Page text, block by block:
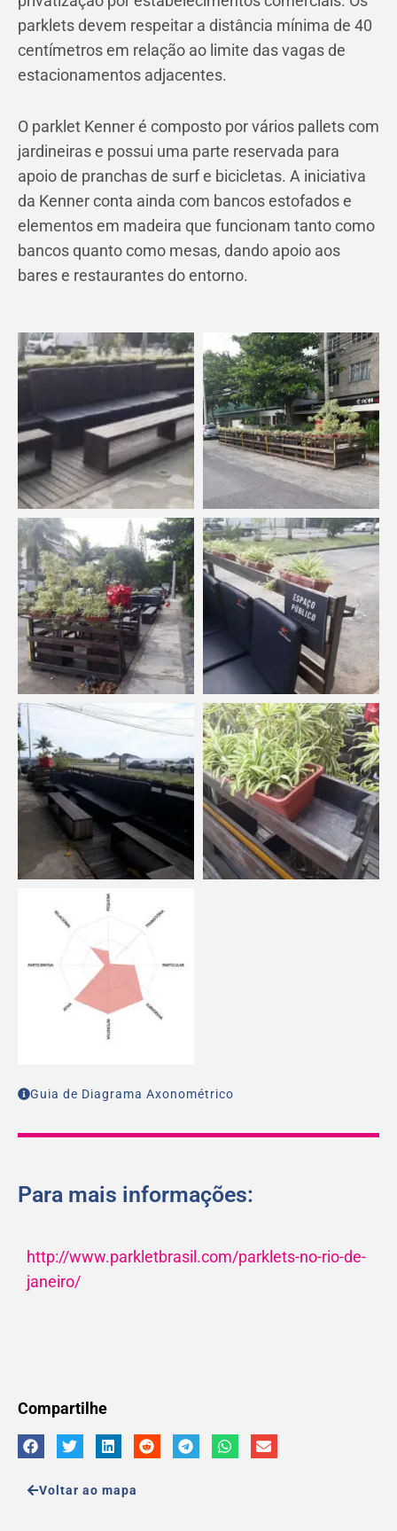
parklets devem respeitar a distância mínima de 40
centímetros em relação ao limite das vagas de
estacionamentos adjacentes.
O parklet Kenner é composto por vários pallets com
jardineiras e possui uma parte reservada para
apoio de pranchas de surf e bicicletas. A iniciativa
da Kenner conta ainda com bancos estofados e
elementos em madeira que funcionam tanto como
bancos quanto como mesas, dando apoio aos
bares e restaurantes do entorno.
Guia de Diagrama Axonométrico
Para mais informações:
http://www.parkletbrasil.com/parklets-no-rio-de-
janeiro/
Compartilhe
Voltar ao mapa